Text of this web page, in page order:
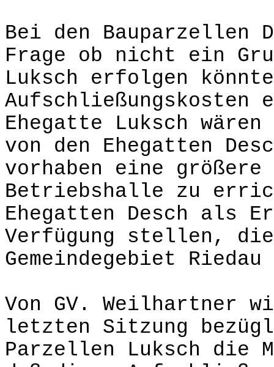
Bei den
Frage ob nicht ein
Luksch erfolgen
Ehegatte Luksch
von den Ehegatten
vorhaben eine
Betriebshalle zu
Ehegatten Desch als
Verfügung stellen,
Gemeindegebiet
Von GV. Weilhartner
letzten Sitzung
Parzellen Luksch die